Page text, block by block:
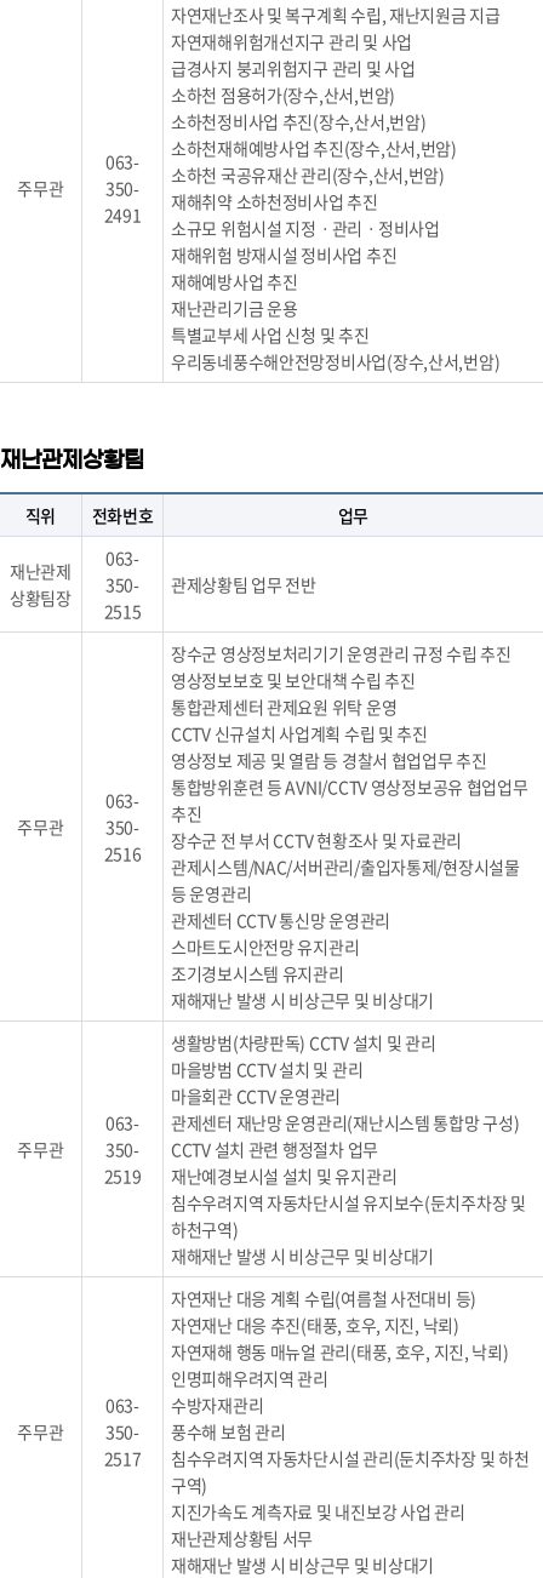
주무관
063-
350-
2491
자연재난조사 및 복구계획 수립, 재난지원금 지급
자연재해위험개선지구 관리 및 사업
급경사지 붕괴위험지구 관리 및 사업
소하천 점용허가(장수,산서,번암)
소하천정비사업 추진(장수,산서,번암)
소하천재해예방사업 추진(장수,산서,번암)
소하천 국공유재산 관리(장수,산서,번암)
재해취약 소하천정비사업 추진
소규모 위험시설 지정ㆍ관리ㆍ정비사업
재해위험 방재시설 정비사업 추진
재해예방사업 추진
재난관리기금 운용
특별교부세 사업 신청 및 추진
우리동네풍수해안전망정비사업(장수,산서,번암)
재난관제상황팀
직위 전화번호 업무
재난관제
상황팀장
063-
350-
2515
관제상황팀 업무 전반
주무관
063-
350-
2516
장수군 영상정보처리기기 운영관리 규정 수립 추진
영상정보보호 및 보안대책 수립 추진
통합관제센터 관제요원 위탁 운영
CCTV 신규설치 사업계획 수립 및 추진
영상정보 제공 및 열람 등 경찰서 협업업무 추진
통합방위훈련 등 AVNI/CCTV 영상정보공유 협업업무
추진
장수군 전 부서 CCTV 현황조사 및 자료관리
관제시스템/NAC/서버관리/출입자통제/현장시설물
등 운영관리
관제센터 CCTV 통신망 운영관리
스마트도시안전망 유지관리
조기경보시스템 유지관리
재해재난 발생 시 비상근무 및 비상대기
주무관
063-
350-
2519
생활방범(차량판독) CCTV 설치 및 관리
마을방범 CCTV 설치 및 관리
마을회관 CCTV 운영관리
관제센터 재난망 운영관리(재난시스템 통합망 구성)
CCTV 설치 관련 행정절차 업무
재난예경보시설 설치 및 유지관리
침수우려지역 자동차단시설 유지보수(둔치주차장 및
하천구역)
재해재난 발생 시 비상근무 및 비상대기
주무관
063-
350-
2517
자연재난 대응 계획 수립(여름철 사전대비 등)
자연재난 대응 추진(태풍, 호우, 지진, 낙뢰)
자연재해 행동 매뉴얼 관리(태풍, 호우, 지진, 낙뢰)
인명피해우려지역 관리
수방자재관리
풍수해 보험 관리
침수우려지역 자동차단시설 관리(둔치주차장 및 하천
구역)
지진가속도 계측자료 및 내진보강 사업 관리
재난관제상황팀 서무
재해재난 발생 시 비상근무 및 비상대기